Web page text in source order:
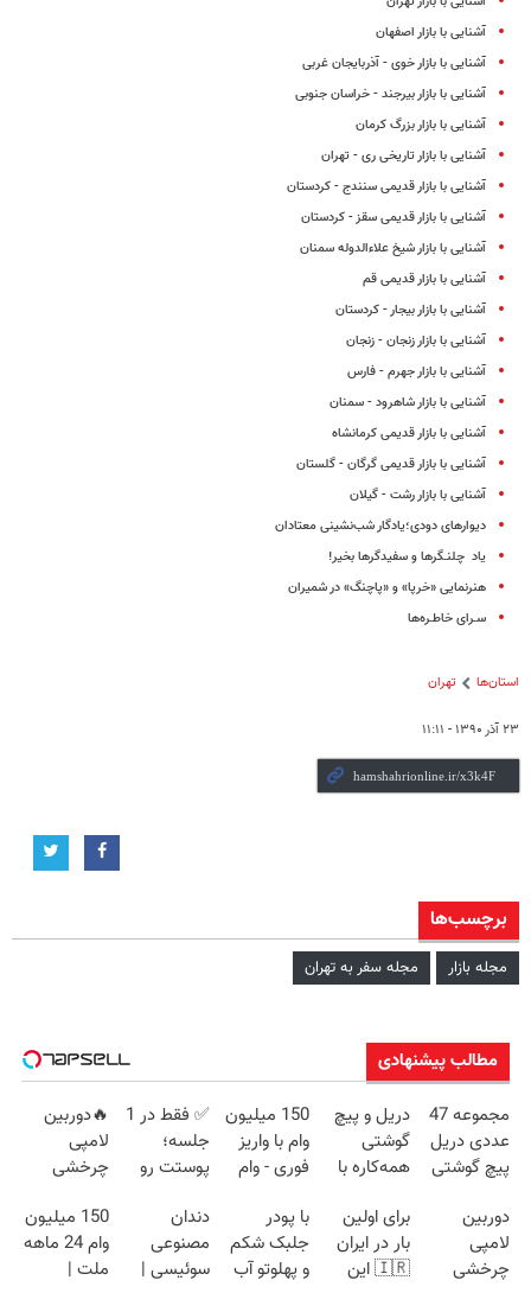
آشنایی با بازار اصفهان
آشنایی با بازار خوی - آذربایجان غربی
آشنایی با بازار بیرجند - خراسان جنوبی
آشنایی با بازار بزرگ کرمان
آشنایی با بازار تاریخی ری - تهران
آشنایی با بازار قدیمی سنندج - کردستان
آشنایی با بازار قدیمی سقز - کردستان
آشنایی با بازار شیخ علاءالدوله سمنان
آشنایی با بازار قدیمی قم
آشنایی با بازار بیجار - کردستان
آشنایی با بازار زنجان - زنجان
آشنایی با بازار جهرم - فارس
آشنایی با بازار شاهرود - سمنان
آشنایی با بازار قدیمی کرمانشاه
آشنایی با بازار قدیمی گرگان - گلستان
آشنایی با بازار رشت - گیلان
دیوارهای دودی؛یادگار شب‌نشینی معتادان
یاد چلنـگرها و سفیدگرها بخیر!
هنرنمایی «خرپا» و «پاچنگ» در شمیران
سـرای خاطـره‌ها
برچسب‌ها
مجله بازار مجله سفر به تهران
استان‌ها تهران
۲۳ آذر ۱۳۹۰ - ۱۱:۱۱
مطالب پیشنهادی
مجموعه 47
عددی دریل
پیچ گوشتی
(تخفیف به
مدت
محدود)
دریل و پیچ
گوشتی
همه‌کاره با
هوشمند ⚙️
(نصف قیمت
بازار🔥)
150 میلیون
وام با واریز
فوری - وام
تکنولایف
✅ فقط در 1
جلسه؛
پوستت رو
چطور
جوون‌تر
می‌شه
🔥دوربین
لامپی
چرخشی
پرداخت درب
منزل +
گارانتی
دوربین
لامپی
چرخشی
برای اولین
بار در ایران
🇮🇷 این
با پودر
جلبک شکم
و پهلوتو آب
دندان
مصنوعی
سوئیسی |
150 میلیون
وام 24 ماهه
ملت |